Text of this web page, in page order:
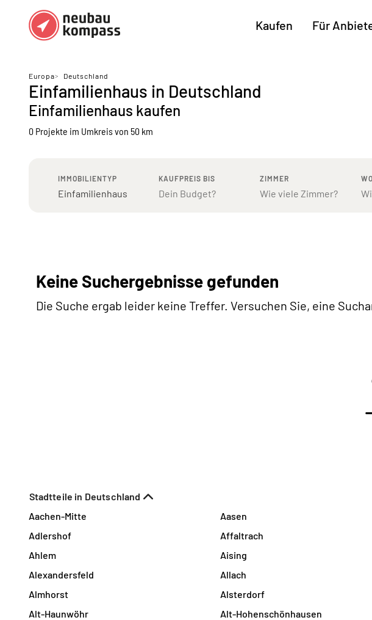
Kaufen
Regionen
Bundesländer DE
Österreich
München
Köln
Für
Europa> Deutschland
Einfamilienhaus in Deutschland
Einfamilienhaus kaufen
0 Projekte im Umkreis von 50 km
IMMOBILIENTYP KAUFPREIS BIS ZIMMER
Keine Suchergebnisse gefunden
Die Suche ergab leider keine Treffer. Versuchen Sie, eine
Stadtteile in Deutschland
Aachen-Mitte
Aasen
Adlershof
Affaltrach
Ahlem
Aising
Alexandersfeld
Allach
Almhorst
Alsterdorf
Alt-Haunwöhr
Alt-Hohenschönhausen